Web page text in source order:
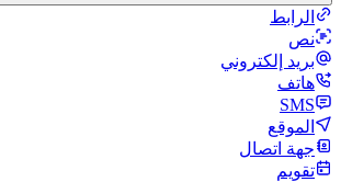
الرابط
نص
بريد إلكتروني
هاتف
SMS
الموقع
جهة اتصال
تقويم